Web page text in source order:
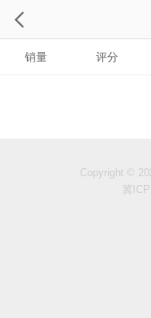
销量 评分
Copyright ©
冀